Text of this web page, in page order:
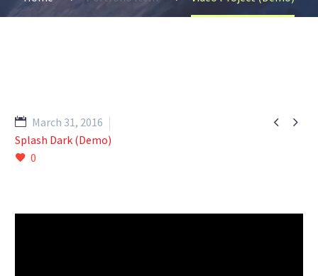
 
March 31, 2016
Splash Dark (Demo)
0